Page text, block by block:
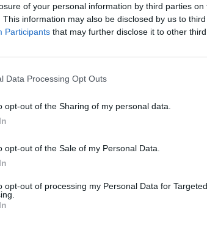
of your personal information by third parties on
This information may also be disclosed by us to
Participants that may further disclose it to other third
Data Processing Opt Outs
opt-out of the Sharing of my personal data.
opt-out of the Sale of my Personal Data.
opt-out of processing my Personal Data for Targeted
García Lorca
de juny de 1898, avui fa 127 anys. Fa
de Granada gestiona a la Huerta de
explicar que allà hi va viure la família
si hagués tingut un mal constipat, no
tingut res a veure. Mal futur ens